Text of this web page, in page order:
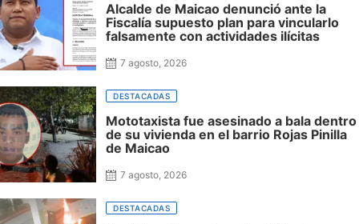
Alcalde de Maicao denunció ante la
Fiscalía supuesto plan para vincularlo
falsamente con actividades ilícitas
7 agosto, 2026
DESTACADAS
Mototaxista fue asesinado a bala dentro
de su vivienda en el barrio Rojas Pinilla
de Maicao
7 agosto, 2026
DESTACADAS